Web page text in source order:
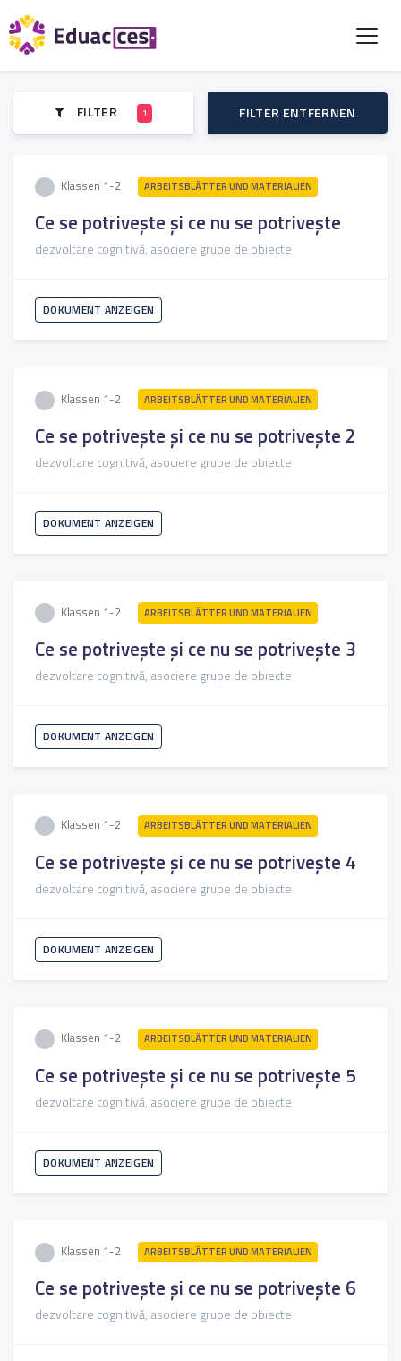
FILTER 1 FILTER ENTFERNEN
Klassen 1-2 ARBEITSBLÄTTER UND MATERIALIEN
Ce se potrivește și ce nu se potrivește
dezvoltare cognitivă, asociere grupe de obiecte
DOKUMENT ANZEIGEN
Klassen 1-2 ARBEITSBLÄTTER UND MATERIALIEN
Ce se potrivește și ce nu se potrivește 2
dezvoltare cognitivă, asociere grupe de obiecte
DOKUMENT ANZEIGEN
Klassen 1-2 ARBEITSBLÄTTER UND MATERIALIEN
Ce se potrivește și ce nu se potrivește 3
dezvoltare cognitivă, asociere grupe de obiecte
DOKUMENT ANZEIGEN
Klassen 1-2 ARBEITSBLÄTTER UND MATERIALIEN
Ce se potrivește și ce nu se potrivește 4
dezvoltare cognitivă, asociere grupe de obiecte
DOKUMENT ANZEIGEN
Klassen 1-2 ARBEITSBLÄTTER UND MATERIALIEN
Ce se potrivește și ce nu se potrivește 5
dezvoltare cognitivă, asociere grupe de obiecte
DOKUMENT ANZEIGEN
Klassen 1-2 ARBEITSBLÄTTER UND MATERIALIEN
Ce se potrivește și ce nu se potrivește 6
dezvoltare cognitivă, asociere grupe de obiecte